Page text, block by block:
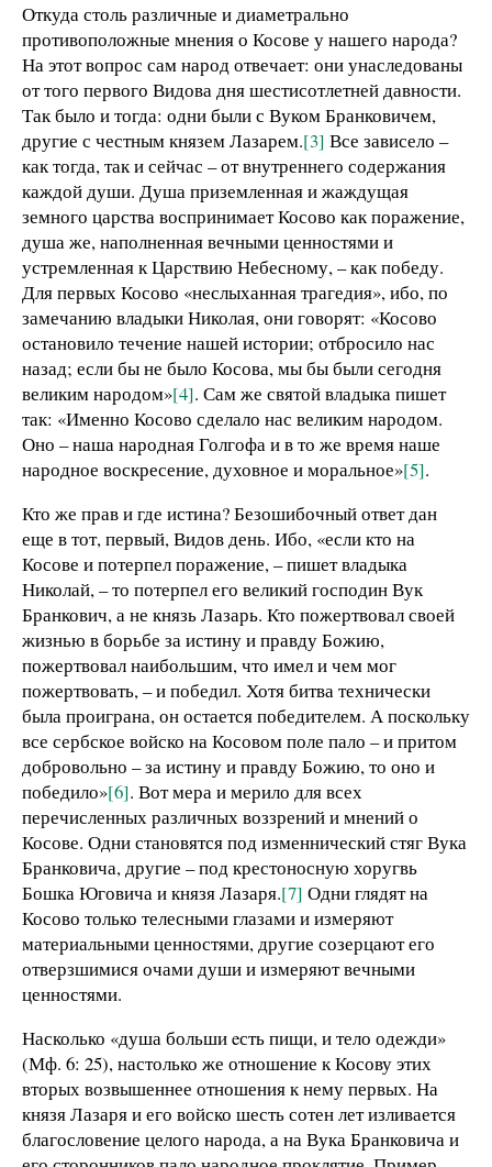
Откуда столь различные и диаметрально
противоположные мнения о Косове у нашего народа?
На этот вопрос сам народ отвечает: они унаследованы
от того первого Видова дня шестисотлетней давности.
Так было и тогда: одни были с Вуком Бранковичем,
другие с честным князем Лазарем.[3] Все зависело –
как тогда, так и сейчас – от внутреннего содержания
каждой души. Душа приземленная и жаждущая
земного царства воспринимает Косово как поражение,
душа же, наполненная вечными ценностями и
устремленная к Царствию Небесному, – как победу.
Для первых Косово «неслыханная трагедия», ибо, по
замечанию владыки Николая, они говорят: «Косово
остановило течение нашей истории; отбросило нас
назад; если бы не было Косова, мы бы были сегодня
великим народом»[4]. Сам же святой владыка пишет
так: «Именно Косово сделало нас великим народом.
Оно – наша народная Голгофа и в то же время наше
народное воскресение, духовное и моральное»[5].
Кто же прав и где истина? Безошибочный ответ дан
еще в тот, первый, Видов день. Ибо, «если кто на
Косове и потерпел поражение, – пишет владыка
Николай, – то потерпел его великий господин Вук
Бранкович, а не князь Лазарь. Кто пожертвовал своей
жизнью в борьбе за истину и правду Божию,
пожертвовал наибольшим, что имел и чем мог
пожертвовать, – и победил. Хотя битва технически
была проиграна, он остается победителем. А поскольку
все сербское войско на Косовом поле пало – и притом
добровольно – за истину и правду Божию, то оно и
победило»[6]. Вот мера и мерило для всех
перечисленных различных воззрений и мнений о
Косове. Одни становятся под изменнический стяг Вука
Бранковича, другие – под крестоносную хоругвь
Бошка Юговича и князя Лазаря.[7] Одни глядят на
Косово только телесными глазами и измеряют
материальными ценностями, другие созерцают его
отверзшимися очами души и измеряют вечными
ценностями.
Насколько «душа больши eсть пищи, и тело одежди»
(Мф. 6: 25), настолько же отношение к Косову этих
вторых возвышеннее отношения к нему первых. На
князя Лазаря и его войско шесть сотен лет изливается
благословение целого народа, а на Вука Бранковича и